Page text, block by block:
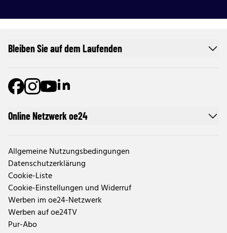
Online Netzwerk oe24
Allgemeine Nutzungsbedingungen
Datenschutzerklärung
Cookie-Liste
Cookie-Einstellungen und Widerruf
Werben im oe24-Netzwerk
Werben auf oe24TV
Pur-Abo
Bleiben Sie auf dem Laufenden